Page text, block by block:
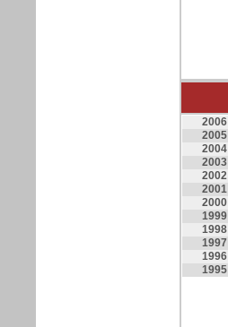
2006
2005
2004
2003
2002
2001
2000
1999
1998
1997
1996
1995